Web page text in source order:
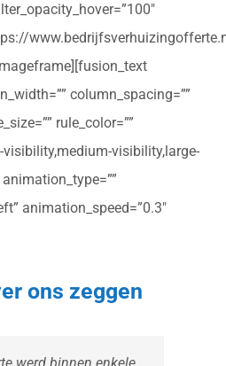
column_spacing=””
rule_color=””
visibility,medium-visibility,large-
animation_speed=”0.3″
ons zeggen
werd binnen enkele